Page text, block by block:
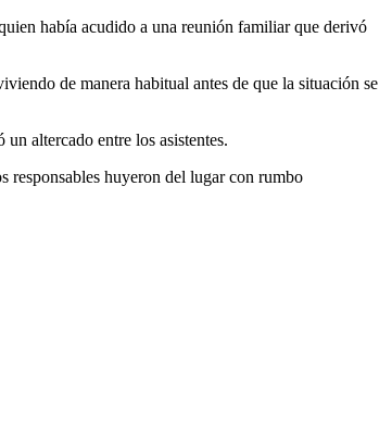
había acudido a una reunión familiar que derivó
de manera habitual antes de que la situación se
altercado entre los asistentes.
responsables huyeron del lugar con rumbo